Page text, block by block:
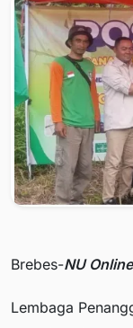
Brebes-NU
Lembaga